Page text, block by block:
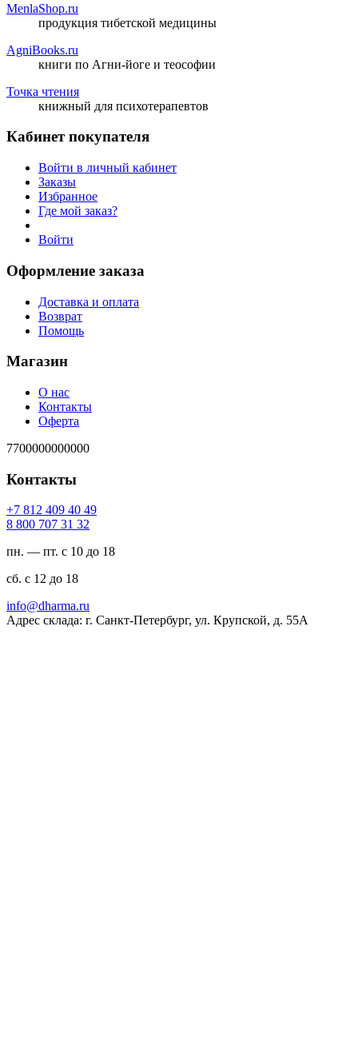
MenlaShop.ru
продукция тибетской медицины
AgniBooks.ru
книги по Агни-йоге и теософии
Точка чтения
книжный для психотерапевтов
Кабинет покупателя
Войти в личный кабинет
Заказы
Избранное
Где мой заказ?
Войти
Оформление заказа
Доставка и оплата
Возврат
Помощь
Магазин
О нас
Контакты
Оферта
7700000000000
Контакты
94 04 904 218 7+
23 13 707 008 8
пн. — пт. с 10 до 18
сб. с 12 до 18
ur.amrahd@ofni
Адрес склада: г. Санкт-Петербург, ул. Крупской, д. 55А